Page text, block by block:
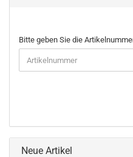
BITTE
GEBEN
SIE
DIE
EIN.
Bitte geben Sie die
Neue Artikel